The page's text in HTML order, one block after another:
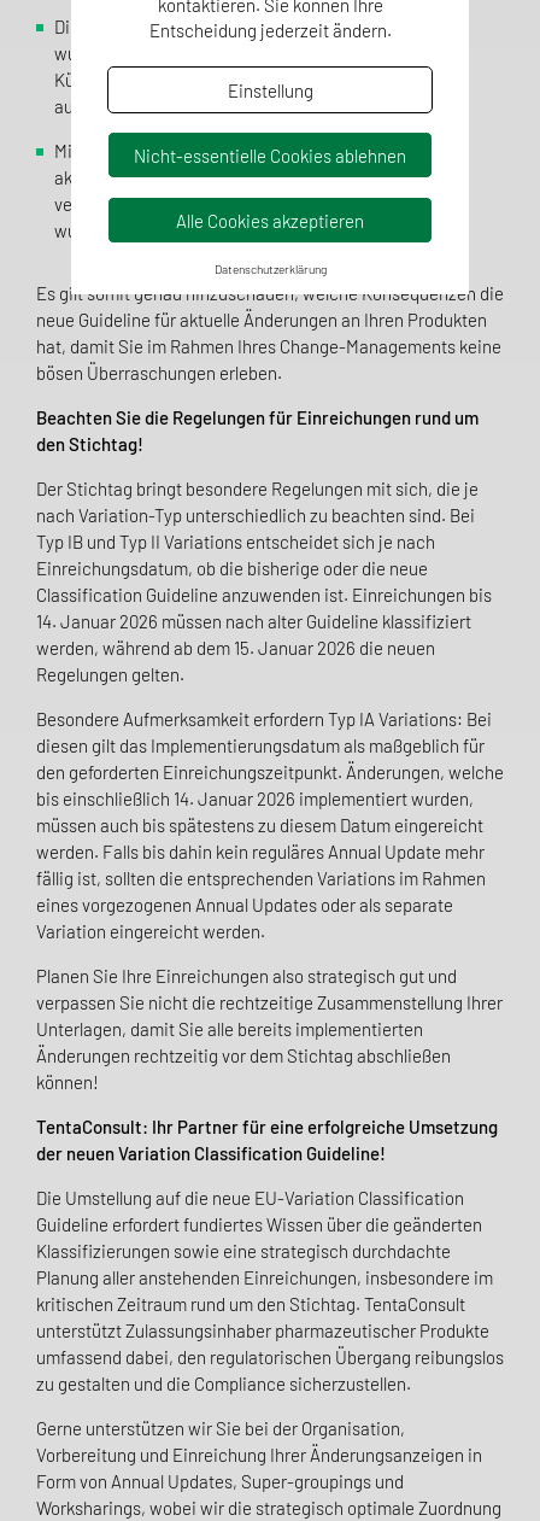
Die bisher vorliegenden „Article 5 recommendations“
wurden in die Classification Guideline integriert.
Künftig soll die Guideline (mind.) jährlich in Hinblick
auf diese aktualisiert werden.
Mit Einreichung nach neuer Guideline ist das
aktualisierte elektronische Antragsformular (eAF) zu
verwenden, welches bereits als Testversion publiziert
wurde.
Es gilt somit genau hinzuschauen, welche Konsequenzen die
neue Guideline für aktuelle Änderungen an Ihren Produkten
hat, damit Sie im Rahmen Ihres Change-Managements keine
bösen Überraschungen erleben.
Beachten Sie die Regelungen für Einreichungen rund um
den Stichtag!
Der Stichtag bringt besondere Regelungen mit sich, die je
nach Variation-Typ unterschiedlich zu beachten sind. Bei
Typ IB und Typ II Variations entscheidet sich je nach
Einreichungsdatum, ob die bisherige oder die neue
Classification Guideline anzuwenden ist. Einreichungen bis
14. Januar 2026 müssen nach alter Guideline klassifiziert
werden, während ab dem 15. Januar 2026 die neuen
Regelungen gelten.
Besondere Aufmerksamkeit erfordern Typ IA Variations: Bei
diesen gilt das Implementierungsdatum als maßgeblich für
den geforderten Einreichungszeitpunkt. Änderungen, welche
bis einschließlich 14. Januar 2026 implementiert wurden,
müssen auch bis spätestens zu diesem Datum eingereicht
werden. Falls bis dahin kein reguläres Annual Update mehr
fällig ist, sollten die entsprechenden Variations im Rahmen
eines vorgezogenen Annual Updates oder als separate
Variation eingereicht werden.
Planen Sie Ihre Einreichungen also strategisch gut und
verpassen Sie nicht die rechtzeitige Zusammenstellung Ihrer
Unterlagen, damit Sie alle bereits implementierten
Änderungen rechtzeitig vor dem Stichtag abschließen
können!
TentaConsult: Ihr Partner für eine erfolgreiche Umsetzung
der neuen Variation Classification Guideline!
Die Umstellung auf die neue EU-Variation Classification
Guideline erfordert fundiertes Wissen über die geänderten
Klassifizierungen sowie eine strategisch durchdachte
Planung aller anstehenden Einreichungen, insbesondere im
kritischen Zeitraum rund um den Stichtag. TentaConsult
unterstützt Zulassungsinhaber pharmazeutischer Produkte
umfassend dabei, den regulatorischen Übergang reibungslos
zu gestalten und die Compliance sicherzustellen.
Gerne unterstützen wir Sie bei der Organisation,
Vorbereitung und Einreichung Ihrer Änderungsanzeigen in
Form von Annual Updates, Super-groupings und
Worksharings, wobei wir die strategisch optimale Zuordnung
kontaktieren. Sie können Ihre
Entscheidung jederzeit ändern.
Einstellung
Nicht-essentielle Cookies ablehnen
Alle Cookies akzeptieren
Datenschutzerklärung